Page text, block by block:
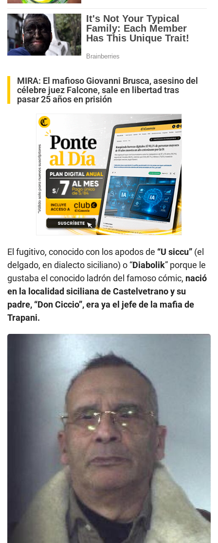
MIRA: El mafioso Giovanni Brusca, asesino del
célebre juez Falcone, sale en libertad tras
pasar 25 años en prisión
El fugitivo, conocido con los apodos de “U siccu” (el
delgado, en dialecto siciliano) o “Diabolik” porque le
gustaba el conocido ladrón del famoso cómic, nació
en la localidad siciliana de Castelvetrano y su
padre, “Don Ciccio”, era ya el jefe de la mafia de
Trapani.